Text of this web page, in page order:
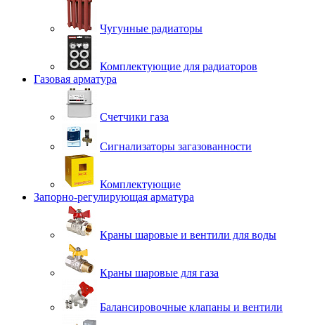
Чугунные радиаторы
Комплектующие для радиаторов
Газовая арматура
Счетчики газа
Сигнализаторы загазованности
Комплектующие
Запорно-регулирующая арматура
Краны шаровые и вентили для воды
Краны шаровые для газа
Балансировочные клапаны и вентили